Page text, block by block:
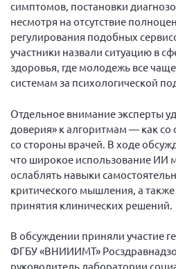
Публичные отчеты
Исследования, аналитика,
Всероссийская онлайн
"Рассеянный склероз. XX
ОООИБРС" (25-29.08.2020)
Всероссийская
"Рассеянный склероз:
29.05.2022)
Общероссийская РС
Алтайский край
Архангельская область
симптомов, постановки
несмотря на отсутствие
регулирования подобных
участники назвали ситуацию в
здоровья, где молодежь все
системам за психологической
Отдельное внимание эксперты
доверия» к алгоритмам — как со
со стороны врачей. В ходе
что широкое использование ИИ
ослаблять навыки
критического мышления, а также
принятия клинических решений.
В обсуждении приняли участие
ФГБУ «ВНИИИМТ»
руководитель лаборатории